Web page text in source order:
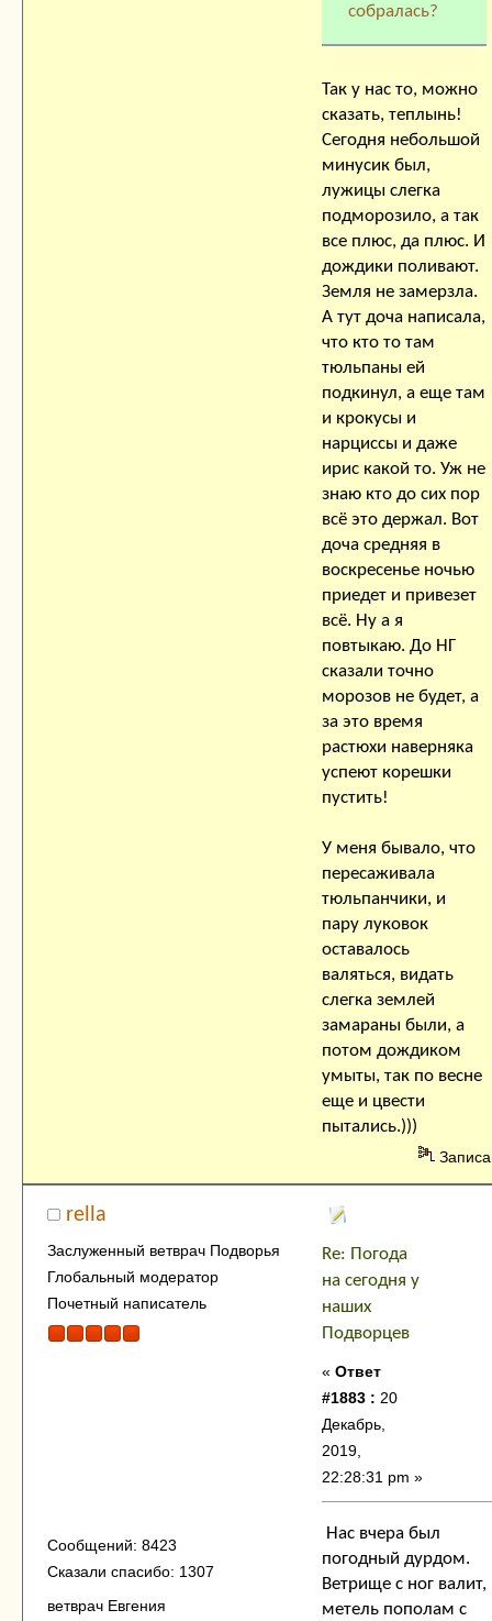
собралась?
Так у нас то, можно
сказать, теплынь!
Сегодня небольшой
минусик был,
лужицы слегка
подморозило, а так
все плюс, да плюс. И
дождики поливают.
Земля не замерзла.
А тут доча написала,
что кто то там
тюльпаны ей
подкинул, а еще там
и крокусы и
нарциссы и даже
ирис какой то. Уж не
знаю кто до сих пор
всё это держал. Вот
доча средняя в
воскресенье ночью
приедет и привезет
всё. Ну а я
повтыкаю. До НГ
сказали точно
морозов не будет, а
за это время
растюхи наверняка
успеют корешки
пустить!
У меня бывало, что
пересаживала
тюльпанчики, и
пару луковок
оставалось
валяться, видать
слегка землей
замараны были, а
потом дождиком
умыты, так по весне
еще и цвести
пытались.)))
rella
Заслуженный ветврач Подворья
Глобальный модератор
Почетный написатель
Сообщений: 8423
Сказали спасибо: 1307
ветврач Евгения
Re: Погода
на сегодня у
наших
Подворцев
« Ответ
#1883 : 20
Декабрь,
2019,
22:28:31 pm »
Нас вчера был
погодный дурдом.
Ветрище с ног валит,
метель пополам с